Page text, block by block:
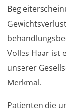
Volles Haar ist
unserer
Merkmal.
Patienten die